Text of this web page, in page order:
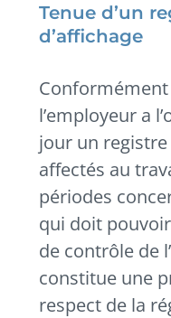
Tenue d’un
d’affichage
l’employeur a
jour un
affectés au
périodes
qui doit
de contrôle de
constitue une
respect de la